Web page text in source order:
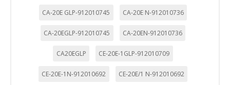
CA-20E GLP-912010745 CA-20E N-912010736
CA-20EGLP-912010745 CA-20EN-912010736
CA20EGLP CE-20E-1GLP-912010709
CE-20E-1N-912010692 CE-20E/1 N-912010692